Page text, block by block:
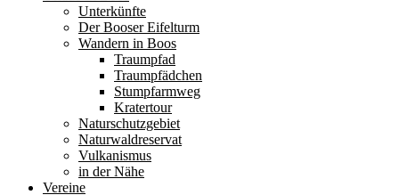
Unterkünfte
Der Booser Eifelturm
Wandern in Boos
Traumpfad
Traumpfädchen
Stumpfarmweg
Kratertour
Naturschutzgebiet
Naturwaldreservat
Vulkanismus
in der Nähe
Vereine